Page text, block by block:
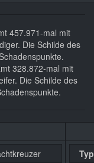
457.971-mal mit
Die Schilde des
328.872-mal mit
Die Schilde des
Typ